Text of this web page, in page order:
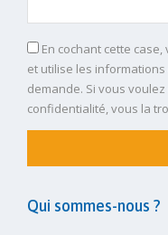
En cochant cette
et utilise les
demande. Si vous
confidentialité, vous la
Qui sommes-nous ?